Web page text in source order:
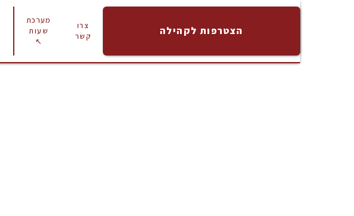
מערכת
שעות
↖
צרו
קשר
הצטרפות לקהילה